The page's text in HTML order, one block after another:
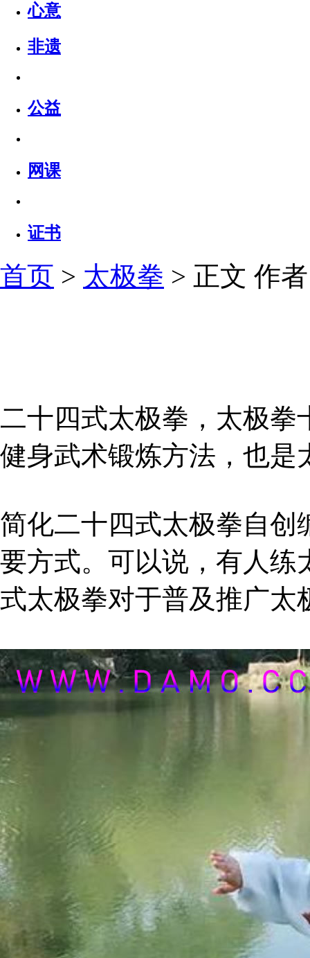
心意
非遗
公益
网课
证书
首页 > 太极拳 > 正文 作
二十四式太极拳，太极
健身武术锻炼方法，也是
简化二十四式太极拳自创
要方式。可以说，有人练
式太极拳对于普及推广